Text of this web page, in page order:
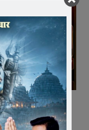
में स्थापित होगी भव्य